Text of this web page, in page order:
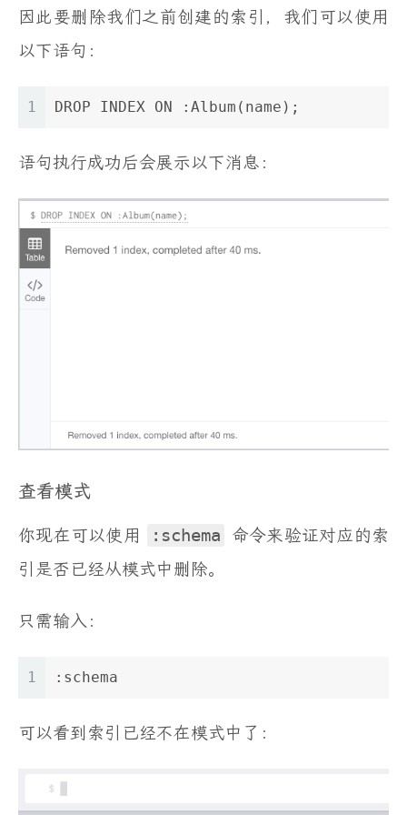
因此要删除我们之前创建的索引，我们可以使用
以下语句：
1 DROP INDEX ON :Album(name);
语句执行成功后会展示以下消息：
查看模式
你现在可以使用 :schema
命令来验证对应的索
引是否已经从模式中删除。
只需输入：
1 :schema
可以看到索引已经不在模式中了：